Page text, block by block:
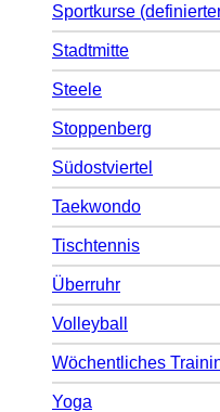
Sportkurse
Stadtmitte
Steele
Stoppenberg
Südostviertel
Taekwondo
Tischtennis
Überruhr
Volleyball
Wöchentliches
Yoga